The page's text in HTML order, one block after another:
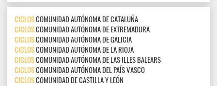
CICLOSCOMUNIDAD AUTÓNOMA DE CATALUÑA
CICLOSCOMUNIDAD AUTÓNOMA DE EXTREMADURA
CICLOSCOMUNIDAD AUTÓNOMA DE GALICIA
CICLOSCOMUNIDAD AUTÓNOMA DE LA RIOJA
CICLOSCOMUNIDAD AUTÓNOMA DE LAS ILLES BALEARS
CICLOSCOMUNIDAD AUTÓNOMA DEL PAÍS VASCO
CICLOSCOMUNIDAD DE CASTILLA Y LEÓN